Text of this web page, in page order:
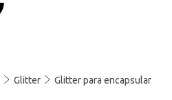
Glitter
Glitter para encapsular